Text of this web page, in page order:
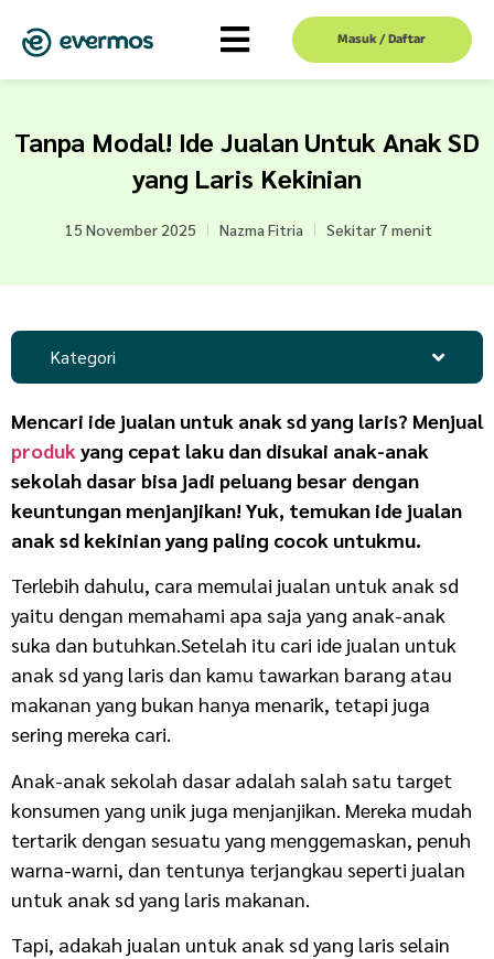
Masuk / Daftar
Tanpa Modal! Ide Jualan Untuk Anak SD
yang Laris Kekinian
15 November 2025 Nazma Fitria Sekitar 7 menit
Kategori
Mencari ide jualan untuk anak sd yang laris? Menjual
produk yang cepat laku dan disukai anak-anak
sekolah dasar bisa jadi peluang besar dengan
keuntungan menjanjikan! Yuk, temukan ide jualan
anak sd kekinianyang paling cocok untukmu.
Terlebih dahulu, cara memulai jualan untuk anak sd
yaitu dengan memahami apa saja yang anak-anak
suka dan butuhkan.Setelah itu cari ide jualan untuk
anak sd yang laris dan kamu tawarkan barang atau
makanan yang bukan hanya menarik, tetapi juga
sering mereka cari.
Anak-anak sekolah dasar adalah salah satu target
konsumen yang unik juga menjanjikan. Mereka mudah
tertarik dengan sesuatu yang menggemaskan, penuh
warna-warni, dan tentunya terjangkau seperti jualan
untuk anak sd yang laris makanan.
Tapi, adakah jualan untuk anak sd yang laris selain